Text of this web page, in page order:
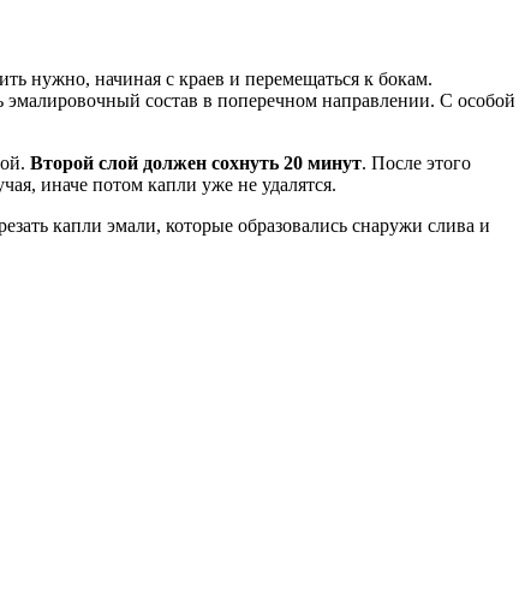
нужно, начиная с краев и перемещаться к бокам.
состав в поперечном направлении. С особой
Второй слой должен сохнуть 20 минут. После этого
иначе потом капли уже не удалятся.
капли эмали, которые образовались снаружи слива и